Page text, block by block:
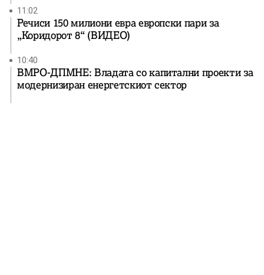
11:02
Речиси 150 милиони евра европски пари за
„Коридорот 8“ (ВИДЕО)
10:40
ВМРО-ДПМНЕ: Владата со капитални проекти за
модернизиран енергетскиот сектор